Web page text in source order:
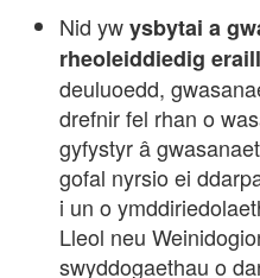
Nid ywysbytai a
rheoleiddiedig eraill
deuluoedd,
drefnir fel rhan o
gyfystyr â
gofal nyrsio ei
i un o
Lleol neu
swyddogaethau o